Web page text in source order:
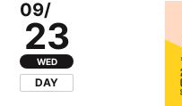
09/
23
WED
DAY